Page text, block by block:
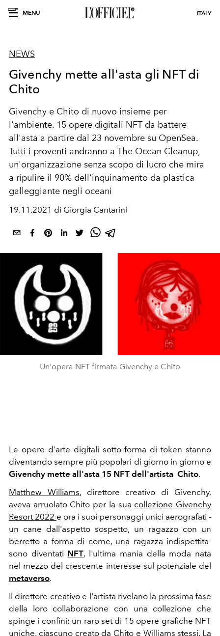
MENU ITALY
NEWS
Givenchy mette all'asta gli NFT di
Chito
Givenchy e Chito di nuovo insieme per
l'ambiente. 15 opere digitali NFT da battere
all'asta a partire dal 23 novembre su OpenSea.
Tutti i proventi andranno a The Ocean Cleanup,
un'organizzazione senza scopo di lucro che mira
a ripulire il 90% dell'inquinamento da plastica
galleggiante negli oceani
19.11.2021 di Giorgia Cantarini
Un'opera NFT firmata Givenchy e Chito
Le opere d'arte digitali sotto forma di token stanno
diventando sempre più popolari di giorno in giorno e
Givenchy mette all'asta 15 NFT dell'artista Chito.
Matthew Williams, direttore creativo di Givenchy,
aveva arruolato Chito per la sua collezione Givenchy
Resort 2022 e ora i suoi personaggi unici aerografati -
un cane dall'aspetto sospetto, un ragazzo con un
berretto a forma di corne, una ragazza indispettita-
sono diventati NFT, l'ultima mania della moda nata
nel mezzo del crescente interesse sul potenziale del
metaverso.
Il direttore creativo e l'artista rivelano la prossima fase
della loro collaborazione con una collezione che
spinge i confini: un raro set di 15 opere grafiche NFT
uniche, ciascuno creato da Chito e Williams stessi. La